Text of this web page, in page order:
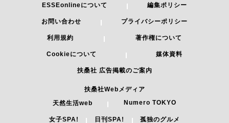
ESSEonlineについて 編集ポリシー
お問い合わせ プライバシーポリシー
利用規約 著作権について
Cookieについて 媒体資料
扶桑社 広告掲載のご案内
扶桑社Webメディア
天然生活web
Numero TOKYO
女子SPA! 日刊SPA! 孤独のグルメ